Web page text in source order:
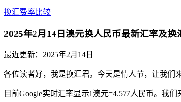
换汇费率比较
2025年2月14日澳元换人民币最新汇率及换
最近更新： 2025年2月14日
各位读者好，我是换汇君。今天是情人节，让我们
目前Google实时汇率显示1澳元=4.577人民币。我